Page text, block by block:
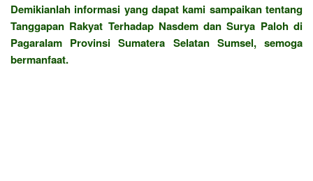
Demikianlah informasi yang dapat kami sampaikan tentang
Tanggapan Rakyat Terhadap Nasdem dan Surya Paloh di
Pagaralam Provinsi Sumatera Selatan Sumsel, semoga
bermanfaat.